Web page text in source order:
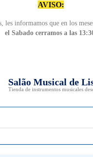
AVISO:
les informamos que en los
el Sabado cerramos a las
Salão Musical de
Tienda de instrumentos musicales